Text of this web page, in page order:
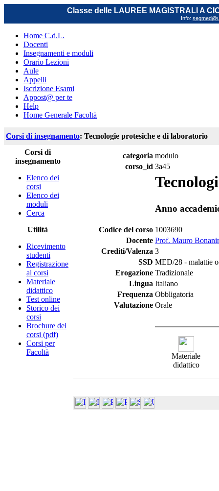
Classe delle LAUREE MAGISTRALI A
Info:
Home C.d.L.
Docenti
Insegnamenti e moduli
Orario Lezioni
Aule
Appelli
Iscrizione Esami
Appost@ per te
Help
Home Generale Facoltà
Corsi di insegnamento: Tecnologie protesiche e di laboratorio
Corsi di
insegnamento
Elenco dei
corsi
Elenco dei
moduli
Cerca
Utilità
Ricevimento
studenti
Registrazione
ai corsi
Materiale
didattico
Test online
Storico dei
corsi
Brochure dei
corsi (pdf)
Corsi per
Facoltà
categoria modulo
corso_id 3a45
Anno
Codice del corso 1003690
Docente Prof. Mauro
Crediti/Valenza 3
SSD MED/28 - malattie
Erogazione Tradizionale
Lingua Italiano
Frequenza Obbligatoria
Valutazione Orale
Materiale
didattico